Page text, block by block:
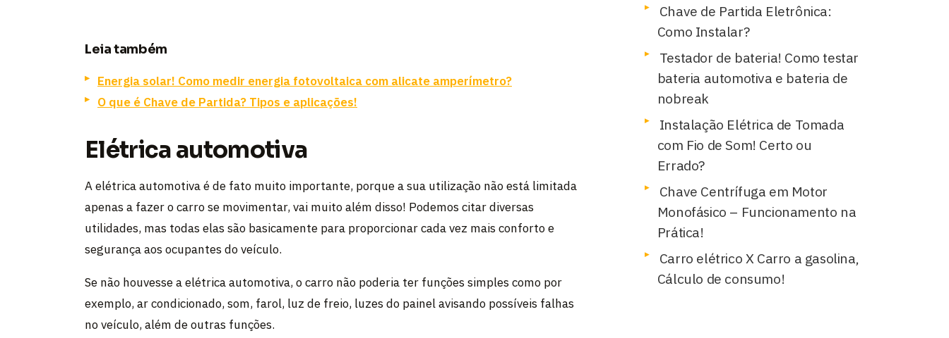
Leia também
Energia solar! Como medir energia fotovoltaica com alicate amperímetro?
O que é Chave de Partida? Tipos e aplicações!
Elétrica automotiva
A elétrica automotiva é de fato muito importante, porque a sua utilização não está limitada
apenas a fazer o carro se movimentar, vai muito além disso! Podemos citar diversas
utilidades, mas todas elas são basicamente para proporcionar cada vez mais conforto e
segurança aos ocupantes do veículo.
Se não houvesse a elétrica automotiva, o carro não poderia ter funções simples como por
exemplo, ar condicionado, som, farol, luz de freio, luzes do painel avisando possíveis falhas
no veículo, além de outras funções.
Chave de Partida Eletrônica:
Como Instalar?
Testador de bateria! Como testar
bateria automotiva e bateria de
nobreak
Instalação Elétrica de Tomada
com Fio de Som! Certo ou
Errado?
Chave Centrífuga em Motor
Monofásico – Funcionamento na
Prática!
Carro elétrico X Carro a gasolina,
Cálculo de consumo!